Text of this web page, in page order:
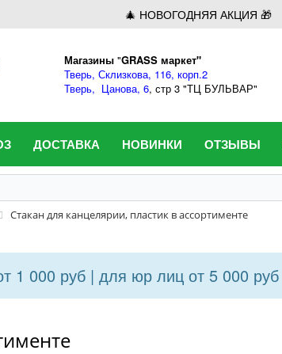
🎄 НОВОГОДНЯЯ АКЦИЯ 🎁
Магазины "GRASS маркет"
Тверь, Склизкова, 116, корп.2
Тверь, Цанова, 6, стр 3 "ТЦ БУЛЬВАР"
ДОСТАВКА НОВИНКИ ОТЗЫВЫ
Стакан для канцелярии, пластик в ассортименте
1 000 руб | для юр лиц от 5 000 руб